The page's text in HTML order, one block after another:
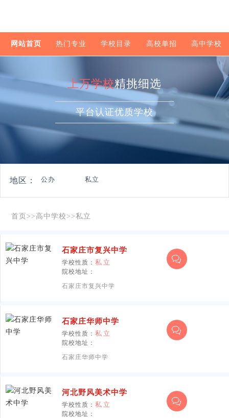
网站首页 热门专业 学校目录 高校单招 高中学校
上万学校精挑细选
平台认证优质学校
地区： 公办 私立
首页 >> 高中学校 >>私立
石家庄市复兴中学
学校性质： 私立
院校地址：
石家庄市复兴中学
石家庄华师中学
学校性质： 私立
院校地址：
石家庄华师中学
河北野风美术中学
学校性质： 私立
院校地址：